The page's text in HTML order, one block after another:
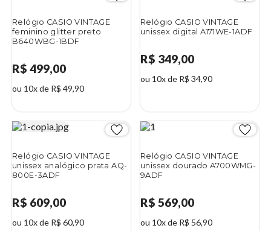
Relógio CASIO VINTAGE
feminino glitter preto
B640WBG-1BDF
R$ 499,00
ou 10x de R$ 49,90
Relógio CASIO VINTAGE
unissex digital A171WE-1ADF
R$ 349,00
ou 10x de R$ 34,90
Relógio CASIO VINTAGE
unissex analógico prata AQ-
800E-3ADF
R$ 609,00
ou 10x de R$ 60,90
Relógio CASIO VINTAGE
unissex dourado A700WMG-
9ADF
R$ 569,00
ou 10x de R$ 56,90